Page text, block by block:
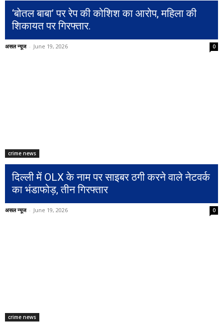
‘बोतल बाबा’ पर रेप की कोशिश का आरोप, महिला की
शिकायत पर गिरफ्तार.
असल न्यूज - June 19, 2026 0
crime news
दिल्ली में OLX के नाम पर साइबर ठगी करने वाले नेटवर्क
का भंडाफोड़, तीन गिरफ्तार
असल न्यूज - June 19, 2026 0
crime news